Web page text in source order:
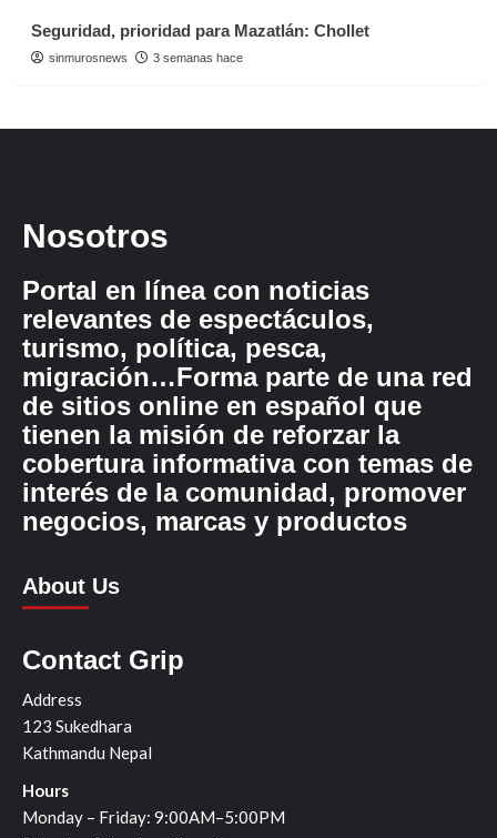
Seguridad, prioridad para Mazatlán: Chollet
sinmurosnews 3 semanas hace
Nosotros
Portal en línea con noticias
relevantes de espectáculos,
turismo, política, pesca,
migración…Forma parte de una red
de sitios online en español que
tienen la misión de reforzar la
cobertura informativa con temas de
interés de la comunidad, promover
negocios, marcas y productos
About Us
Contact Grip
Address
123 Sukedhara
Kathmandu Nepal
Hours
Monday – Friday: 9:00AM–5:00PM